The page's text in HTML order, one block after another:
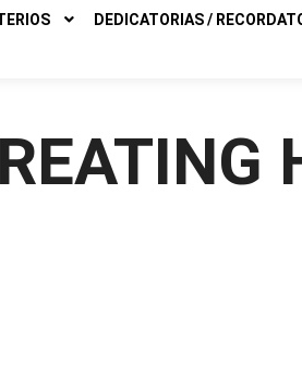
DEDICATORIAS /